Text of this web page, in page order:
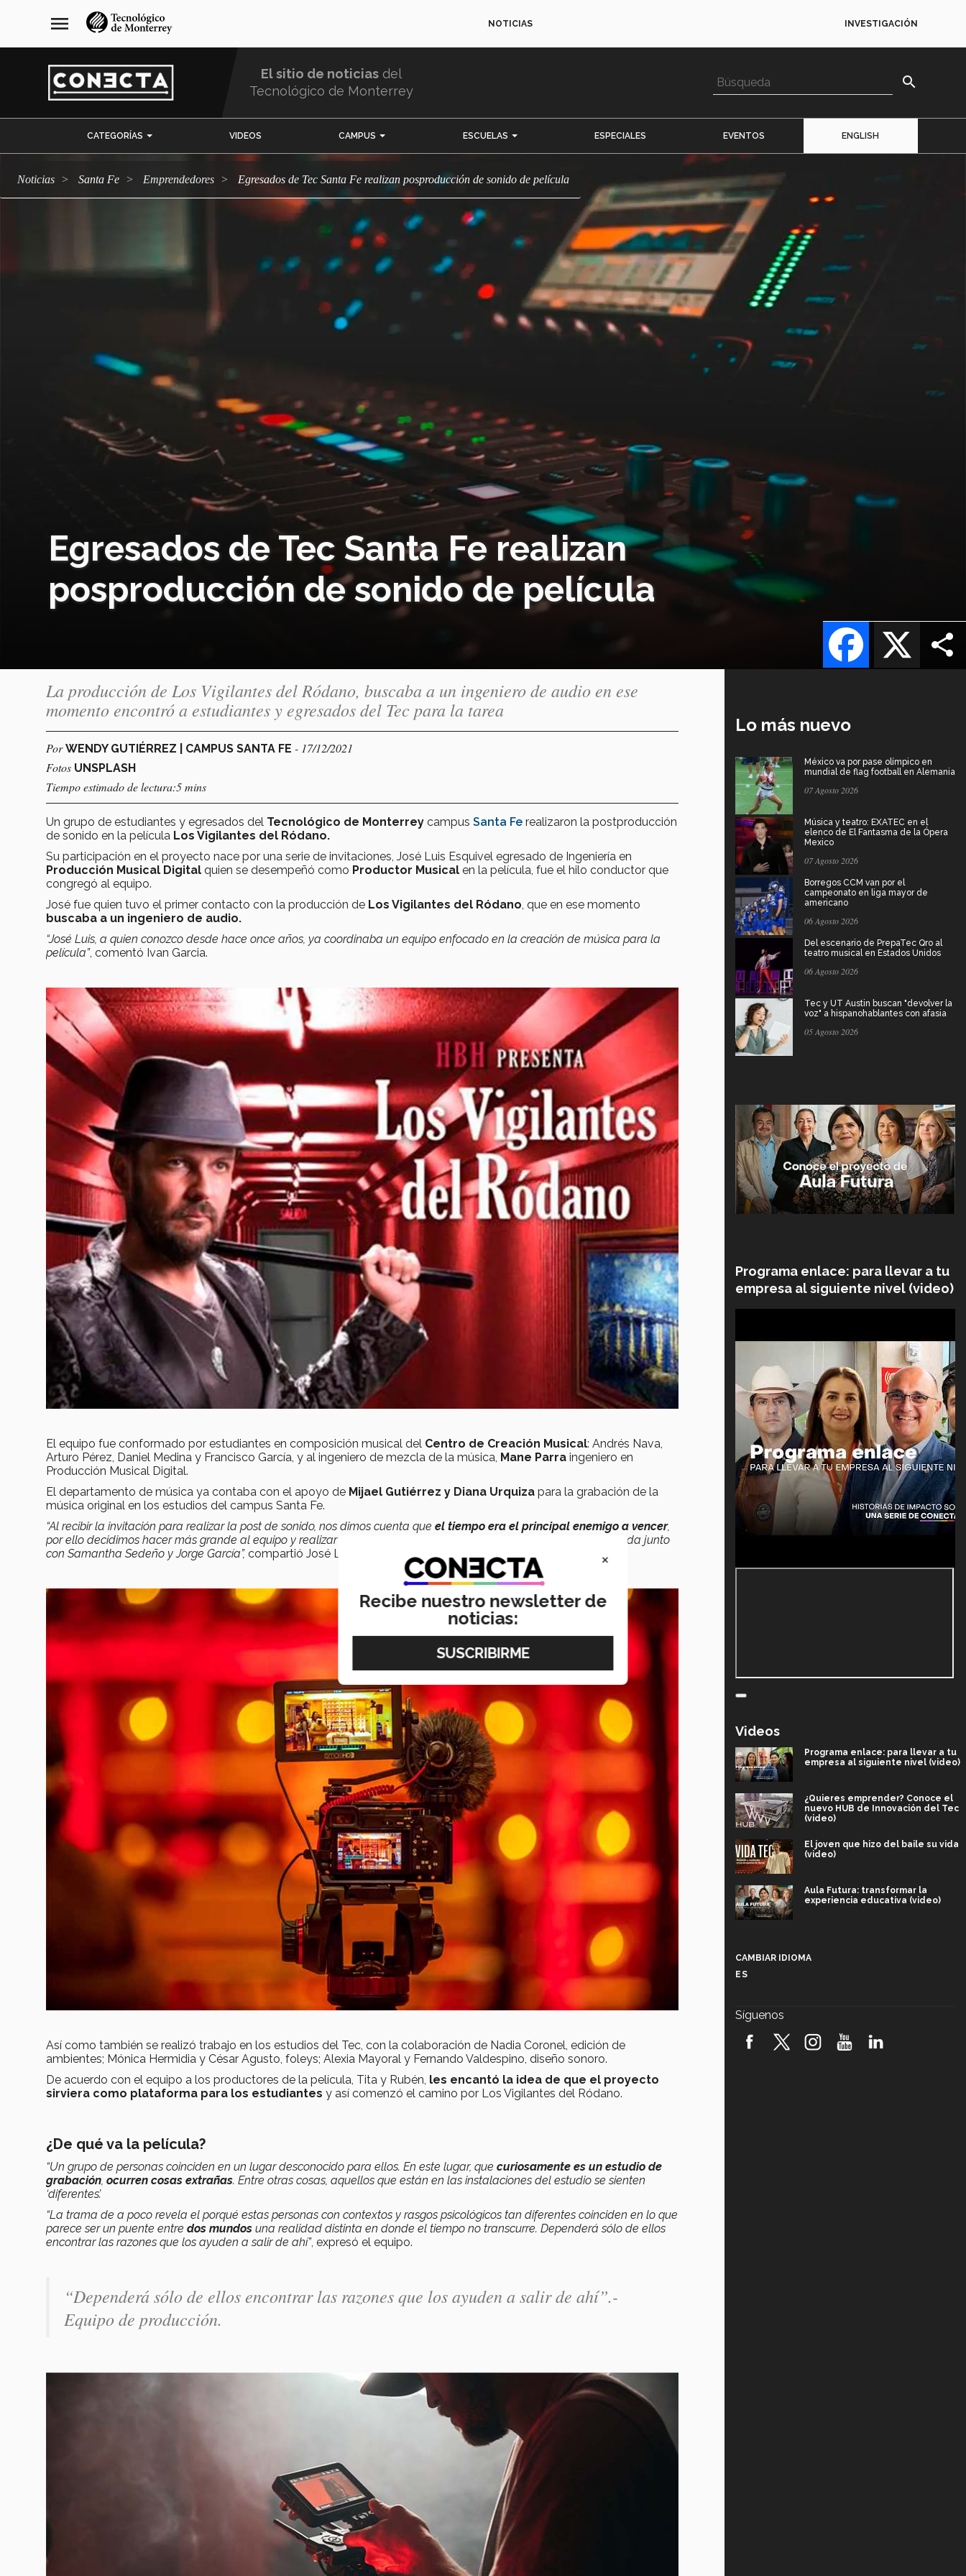
navegación
principal
menu NOTICIAS INVESTIGACIÓN
El sitio de noticias del
Tecnológico de Monterrey
search
CATEGORÍAS VIDEOS CAMPUS ESCUELAS ESPECIALES EVENTOS ENGLISH
Noticias Santa Fe emprendedores Egresados de Tec Santa Fe realizan posproducción de sonido de película
Egresados de Tec Santa Fe realizan
posproducción de sonido de película
X
Facebook
La producción de Los Vigilantes del Ródano, buscaba a un ingeniero de audio en ese
momento encontró a estudiantes y egresados del Tec para la tarea
PorWENDY GUTIÉRREZ | CAMPUS SANTA FE - 17/12/2021
Fotos UNSPLASH
Tiempo estimado de lectura:5 mins
Un grupo de estudiantes y egresados del Tecnológico de Monterrey campus Santa Fe realizaron la postproducción
de sonido en la película Los Vigilantes del Ródano.
Su participación en el proyecto nace por una serie de invitaciones, José Luis Esquivel egresado de Ingeniería en
Producción Musical Digital quien se desempeñó como Productor Musical en la película, fue el hilo conductor que
congregó al equipo.
José fue quien tuvo el primer contacto con la producción de Los Vigilantes del Ródano , que en ese momento
buscaba a un ingeniero de audio.
“José Luis, a quien conozco desde hace once años, ya coordinaba un equipo enfocado en la creación de música para la
película”, comentó Ivan Garcia.
El equipo fue conformado por estudiantes en composición musical del Centro de Creación Musical: Andrés Nava,
Arturo Pérez, Daniel Medina y Francisco García, y al ingeniero de mezcla de la música, Mane Parra ingeniero en
Producción Musical Digital.
El departamento de música ya contaba con el apoyo de Mijael Gutiérrez y Diana Urquiza para la grabación de la
música original en los estudios del campus Santa Fe.
“Al recibir la invitación para realizar la post de sonido, nos dimos cuenta que el tiempo era el principal enemigo a vencer,
por ello decidimos hacer más grande al equipo y realizar parte de la post producción en
, empresa fundada junto
con Samantha Sedeño y Jorge García”, compartió José Luis Esquivel.
Así como también se realizó trabajo en los estudios del Tec, con la colaboración de Nadia Coronel, edición de
ambientes; Mónica Hermidia y César Agusto, foleys; Alexia Mayoral y Fernando Valdespino, diseño sonoro.
De acuerdo con el equipo a los productores de la película, Tita y Rubén, les encantó la idea de que el proyecto
sirviera como plataforma para los estudiantes y así comenzó el camino por Los Vigilantes del Ródano.
¿De qué va la película?
“Un grupo de personas coinciden en un lugar desconocido para ellos. En este lugar, que curiosamente es un estudio de
grabación, ocurren cosas extrañas. Entre otras cosas, aquellos que están en las instalaciones del estudio se sienten
‘diferentes’.
“La trama de a poco revela el porqué estas personas con contextos y rasgos psicológicos tan diferentes coinciden en lo que
parece ser un puente entre dos mundos una realidad distinta en donde el tiempo no transcurre. Dependerá sólo de ellos
encontrar las razones que los ayuden a salir de ahí”, expresó el equipo.
“Dependerá sólo de ellos encontrar las razones que los ayuden a salir de ahí”.-
Equipo de producción.
Lo más nuevo
México va por pase olímpico en
mundial de flag football en Alemania
07 Agosto 2026
Música y teatro: EXATEC en el
elenco de El Fantasma de la Ópera
Mexico
07 Agosto 2026
Borregos CCM van por el
campeonato en liga mayor de
americano
06 Agosto 2026
Del escenario de PrepaTec Qro al
teatro musical en Estados Unidos
06 Agosto 2026
Tec y UT Austin buscan "devolver la
voz" a hispanohablantes con afasia
05 Agosto 2026
Programa enlace: para llevar a tu
empresa al siguiente nivel (video)
Videos
Programa enlace: para llevar a tu
empresa al siguiente nivel (video)
¿Quieres emprender? Conoce el
nuevo HUB de Innovación del Tec
(video)
El joven que hizo del baile su vida
(video)
Aula Futura: transformar la
experiencia educativa (video)
robótica FIRST 2026! (video)
CAMBIAR IDIOMA
ES
Síguenos
×
Recibe nuestro newsletter de
noticias: